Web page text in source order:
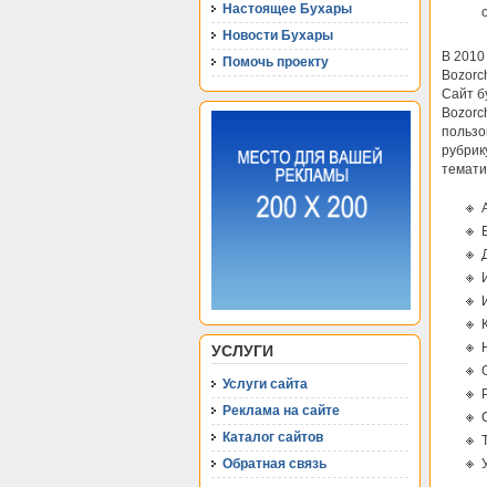
Настоящее Бухары
Новости Бухары
Помочь проекту
УСЛУГИ
Услуги сайта
Реклама на сайте
Каталог сайтов
Обратная связь
В
Сайт